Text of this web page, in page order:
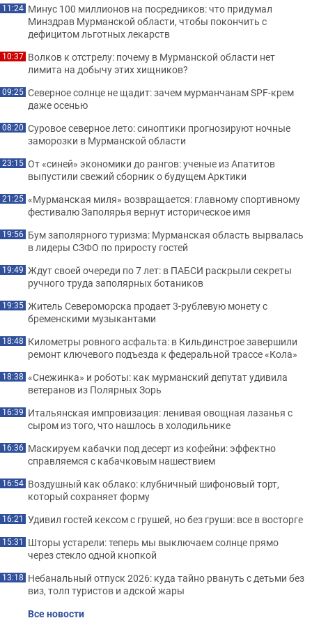
11:24 Минус 100 миллионов на посредников: что придумал
Минздрав Мурманской области, чтобы покончить с
дефицитом льготных лекарств
10:37 Волков к отстрелу: почему в Мурманской области нет
лимита на добычу этих хищников?
09:25 Северное солнце не щадит: зачем мурманчанам SPF-крем
даже осенью
08:20 Суровое северное лето: синоптики прогнозируют ночные
заморозки в Мурманской области
23:15 От «синей» экономики до рангов: ученые из Апатитов
выпустили свежий сборник о будущем Арктики
21:25 «Мурманская миля» возвращается: главному спортивному
фестивалю Заполярья вернут историческое имя
19:56 Бум заполярного туризма: Мурманская область вырвалась
в лидеры СЗФО по приросту гостей
19:49 Ждут своей очереди по 7 лет: в ПАБСИ раскрыли секреты
ручного труда заполярных ботаников
19:35 Житель Североморска продает 3-рублевую монету с
бременскими музыкантами
18:48 Километры ровного асфальта: в Кильдинстрое завершили
ремонт ключевого подъезда к федеральной трассе «Кола»
18:38 «Снежинка» и роботы: как мурманский депутат удивила
ветеранов из Полярных Зорь
16:39 Итальянская импровизация: ленивая овощная лазанья с
сыром из того, что нашлось в холодильнике
16:36 Маскируем кабачки под десерт из кофейни: эффектно
справляемся с кабачковым нашествием
16:54 Воздушный как облако: клубничный шифоновый торт,
который сохраняет форму
16:21 Удивил гостей кексом с грушей, но без груши: все в восторге
15:31 Шторы устарели: теперь мы выключаем солнце прямо
через стекло одной кнопкой
13:18 Небанальный отпуск 2026: куда тайно рвануть с детьми без
виз, толп туристов и адской жары
Все новости